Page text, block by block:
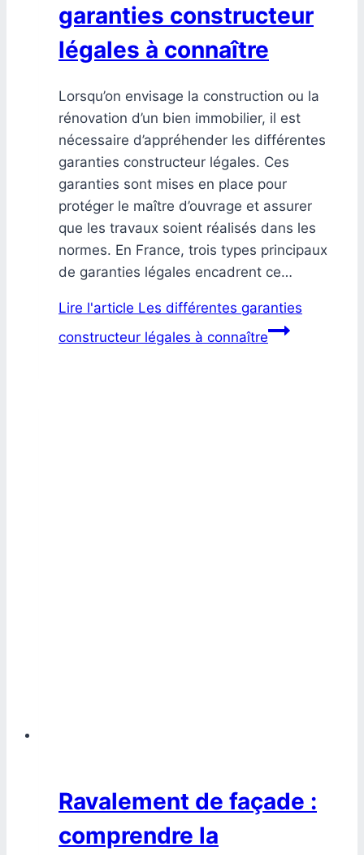
garanties constructeur
légales à connaître
Lorsqu’on envisage la construction ou la
rénovation d’un bien immobilier, il est
nécessaire d’appréhender les différentes
garanties constructeur légales. Ces
garanties sont mises en place pour
protéger le maître d’ouvrage et assurer
que les travaux soient réalisés dans les
normes. En France, trois types principaux
de garanties légales encadrent ce…
Lire l'article Les différentes garanties
constructeur légales à connaître
Ravalement de façade :
comprendre la